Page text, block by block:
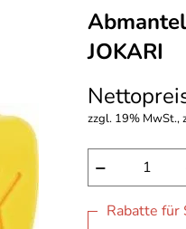
JOKARI
zzgl. 19% MwSt.,
−
Rabatte für